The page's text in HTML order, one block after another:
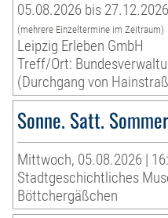
05.08.2026 bis 27.12.2026
(mehrere Einzeltermine im Zeitraum)
Leipzig Erleben GmbH
Treff/Ort:
(Durchgang von
Sonne. Satt.
Mittwoch, 05.08.2026 |
Stadtgeschichtliches
Böttchergäßchen